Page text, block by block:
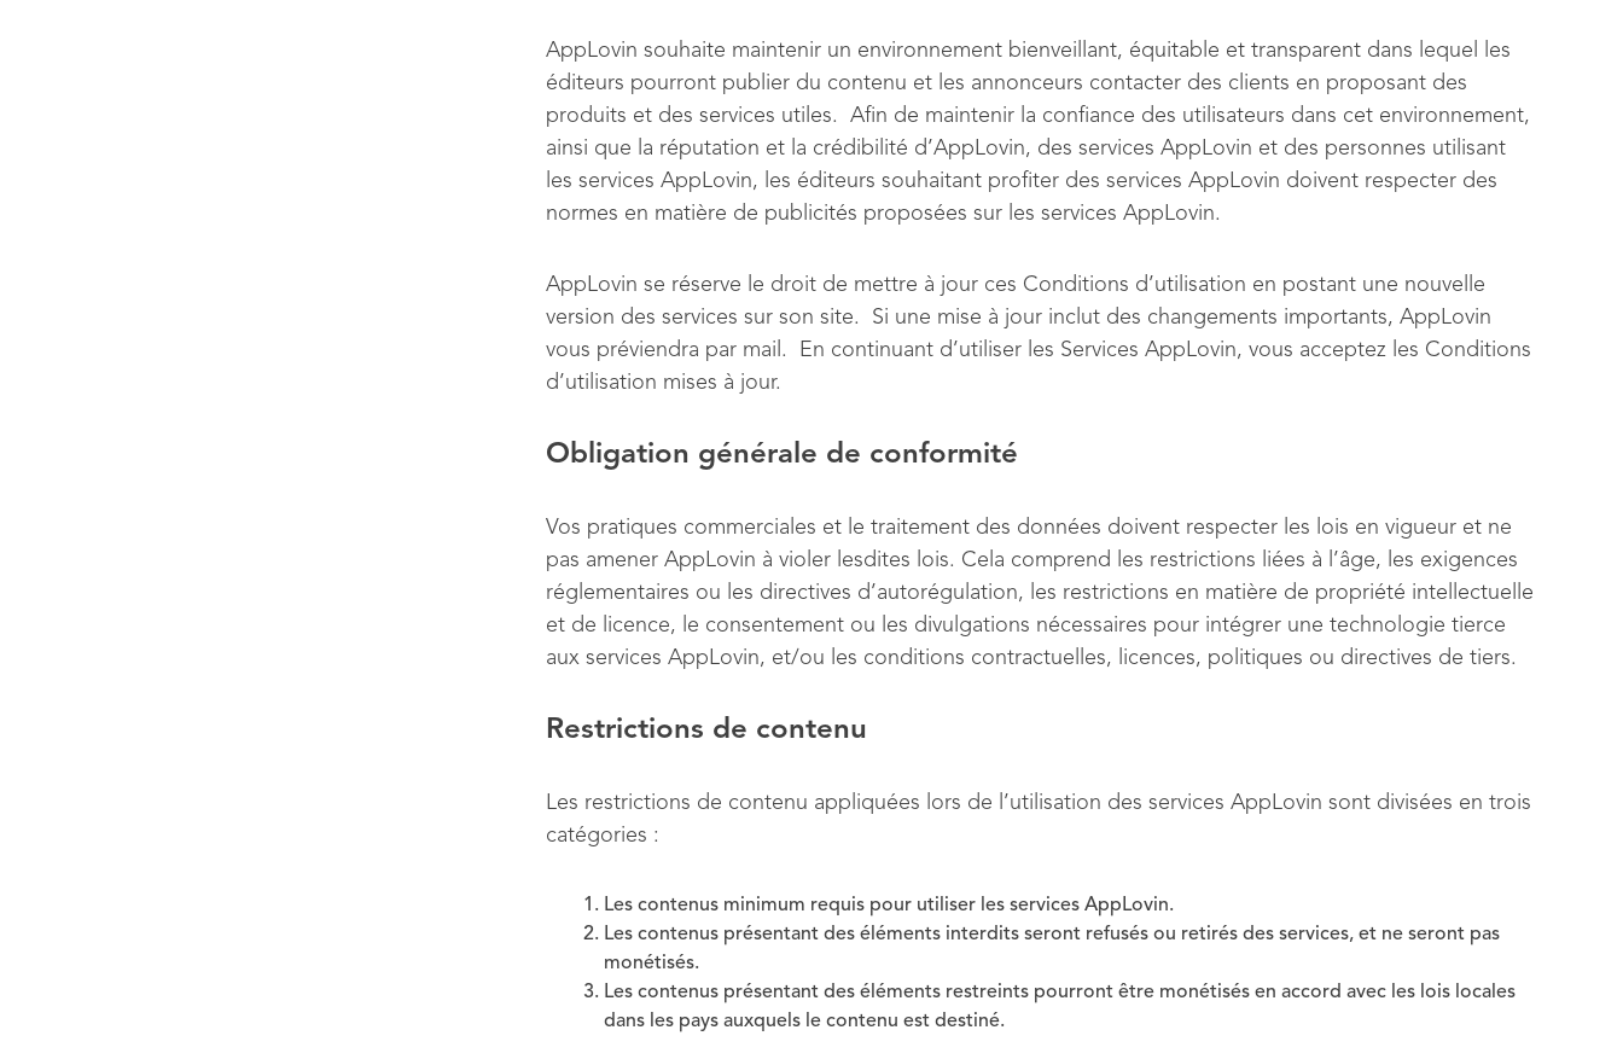
AppLovin souhaite maintenir un environnement bienveillant, équitable et transparent dans lequel les
éditeurs pourront publier du contenu et les annonceurs contacter des clients en proposant des
produits et des services utiles. Afin de maintenir la confiance des utilisateurs dans cet environnement,
ainsi que la réputation et la crédibilité d’AppLovin, des services AppLovin et des personnes utilisant
les services AppLovin, les éditeurs souhaitant profiter des services AppLovin doivent respecter des
normes en matière de publicités proposées sur les services AppLovin.
AppLovin se réserve le droit de mettre à jour ces Conditions d’utilisation en postant une nouvelle
version des services sur son site. Si une mise à jour inclut des changements importants, AppLovin
vous préviendra par mail. En continuant d’utiliser les Services AppLovin, vous acceptez les Conditions
d’utilisation mises à jour.
Obligation générale de conformité
Vos pratiques commerciales et le traitement des données doivent respecter les lois en vigueur et ne
pas amener AppLovin à violer lesdites lois. Cela comprend les restrictions liées à l’âge, les exigences
réglementaires ou les directives d’autorégulation, les restrictions en matière de propriété intellectuelle
et de licence, le consentement ou les divulgations nécessaires pour intégrer une technologie tierce
aux services AppLovin, et/ou les conditions contractuelles, licences, politiques ou directives de tiers.
Restrictions de contenu
Les restrictions de contenu appliquées lors de l’utilisation des services AppLovin sont divisées en trois
catégories :
Les contenus minimum requis pour utiliser les services AppLovin.
Les contenus présentant des éléments interdits seront refusés ou retirés des services, et ne seront pas
monétisés.
Les contenus présentant des éléments restreints pourront être monétisés en accord avec les lois locales
dans les pays auxquels le contenu est destiné.